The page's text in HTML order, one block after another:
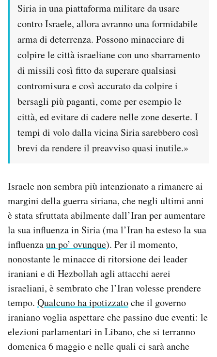
Siria in una piattaforma militare da usare
contro Israele, allora avranno una formidabile
arma di deterrenza. Possono minacciare di
colpire le città israeliane con uno sbarramento
di missili così fitto da superare qualsiasi
contromisura e così accurato da colpire i
bersagli più paganti, come per esempio le
città, ed evitare di cadere nelle zone deserte. I
tempi di volo dalla vicina Siria sarebbero così
brevi da rendere il preavviso quasi inutile.»
Israele non sembra più intenzionato a rimanere ai
margini della guerra siriana, che negli ultimi anni
è stata sfruttata abilmente dall’Iran per aumentare
la sua influenza in Siria (ma l’Iran ha esteso la sua
influenzaun po’ ovunque). Per il momento,
nonostante le minacce di ritorsione dei leader
iraniani e di Hezbollah agli attacchi aerei
israeliani, è sembrato che l’Iran volesse prendere
tempo. Qualcuno ha ipotizzatoche il governo
iraniano voglia aspettare che passino due eventi: le
elezioni parlamentari in Libano, che si terranno
domenica 6 maggio e nelle quali ci sarà anche